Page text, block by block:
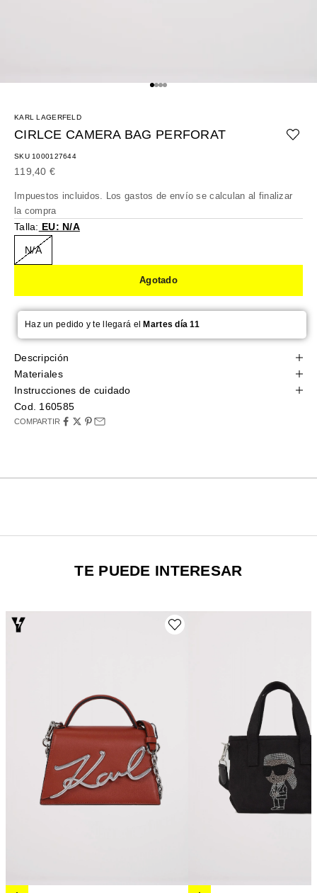
Ir al artículo 1
Ir al artículo 2
Ir al artículo 3
Ir al artículo 4
KARL LAGERFELD
CIRLCE CAMERA BAG PERFORAT
SKU 1000127644
Precio de oferta
119,40 €
Impuestos incluidos. Los gastos de envío se calculan al finalizar
la compra
Talla: EU: N/A
N/A
Agotado
Haz un pedido y te llegará elMartes día 11
Descripción
Materiales
Instrucciones de cuidado
Cod. 160585
COMPARTIR
TE PUEDE INTERESAR